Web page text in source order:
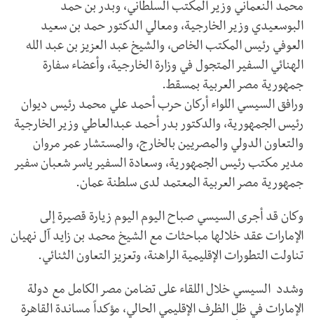
محمد النعماني وزير المكتب السلطاني، وبدر بن حمد
البوسعيدي وزير الخارجية، ومعالي الدكتور حمد بن سعيد
العوفي رئيس المكتب الخاص، والشيخ عبد العزيز بن عبد الله
الهنائي السفير المتجول في وزارة الخارجية، وأعضاء سفارة
جمهورية مصر العربية بمسقط.
ورافق السيسي اللواء أركان حرب أحمد علي محمد رئيس ديوان
رئيس الجمهورية، والدكتور بدر أحمد عبدالعاطي وزير الخارجية
والتعاون الدولي والمصريين بالخارج، والمستشار عمر مروان
مدير مكتب رئيس الجمهورية، وسعادة السفير ياسر شعبان سفير
جمهورية مصر العربية المعتمد لدى سلطنة عمان.
وكان قد أجرى السيسي صباح اليوم اليوم زيارة قصيرة إلى
الإمارات عقد خلالها مباحثات مع الشيخ محمد بن زايد آل نهيان
تناولت التطورات الإقليمية الراهنة، وتعزيز التعاون الثنائي.
وشدد السيسي خلال اللقاء على تضامن مصر الكامل مع دولة
الإمارات في ظل الظرف الإقليمي الحالي، مؤكداً مساندة القاهرة